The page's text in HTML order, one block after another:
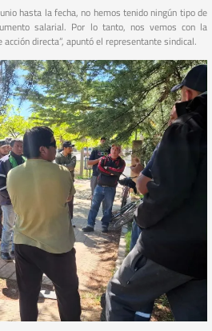
hasta la fecha, no hemos tenido ningún tipo de
salarial. Por lo tanto, nos vemos con la
directa”, apuntó el representante sindical.